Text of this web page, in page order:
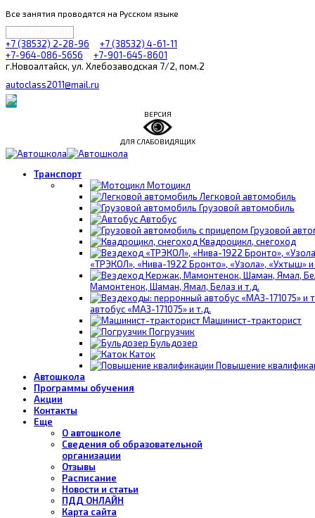
Все занятия проводятся на Русском языке
+7 (38532) 2-28-96
+7 (38532) 4-61-11
+7-964-086-5656
+7-901-645-8601
г.Новоалтайск, ул. Хлебозаводская 7/2, пом.2
autoclass2011@mail.ru
ВЕРСИЯ
ДЛЯ СЛАБОВИДЯЩИХ
Транспорт
Мотоцикл
Легковой автомобиль
Грузовой автомобиль
Автобус
Грузовой
Квадроцикл, снегоход
«ТРЭКОЛ», «Нива-1922 Бронто», «Узола», «Ухтыш»
Мамонтенок, Шаман, Ямал, Белаз и т.д.
автобус «МАЗ-171075» и т.д.
Машинист-тракторист
Погрузчик
Бульдозер
Каток
Повышение
Автошкола
Программы обучения
Акции
Контакты
Еще
О автошколе
Сведения об образовательной
организации
Отзывы
Расписание
Новости и статьи
ПДД ОНЛАЙН
Карта сайта